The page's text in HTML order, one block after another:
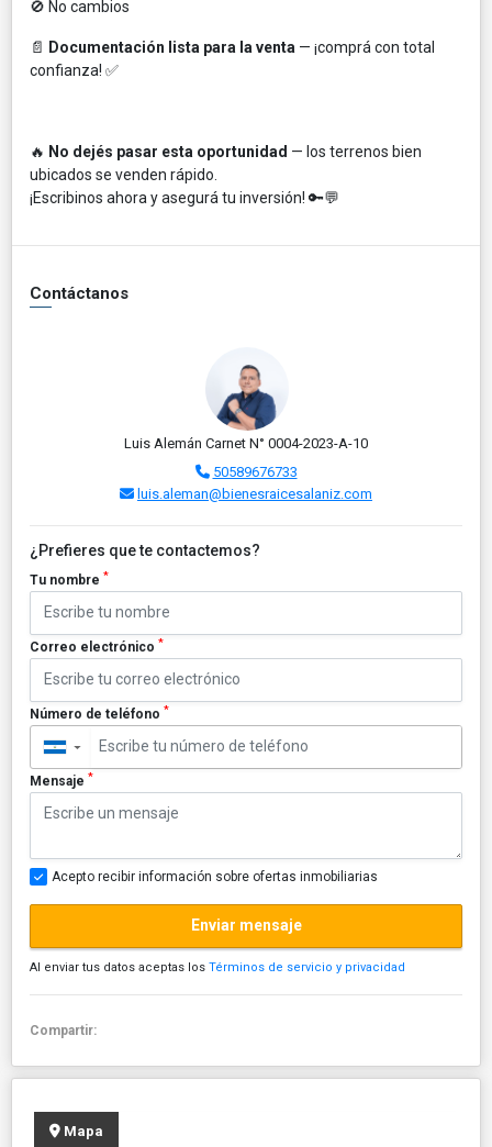
🚫 No cambios
📄 Documentación lista para la venta — ¡comprá con total
confianza! ✅
🔥 No dejés pasar esta oportunidad — los terrenos bien
ubicados se venden rápido.
¡Escribinos ahora y asegurá tu inversión! 🔑💬
Contáctanos
Luis Alemán Carnet N° 0004-2023-A-10
50589676733
luis.aleman@bienesraicesalaniz.com
¿Prefieres que te contactemos?
Tu nombre *
Correo electrónico *
Número de teléfono *
▼
Mensaje *
Acepto recibir información sobre ofertas inmobiliarias
Enviar mensaje
Al enviar tus datos aceptas los Términos de servicio y privacidad
Compartir:
Mapa